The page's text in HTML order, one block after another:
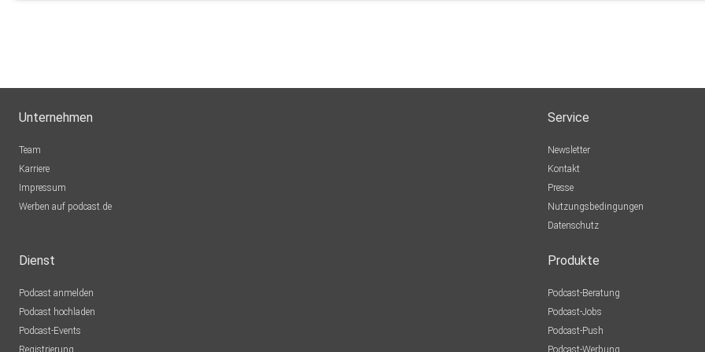
Maishofen
Heribert
2m6yktbr
Düsseldorf
Colombo68
Unternehmen
Team
Karriere
Impressum
Werben auf podcast.de
Service
Newsletter
Kontakt
Presse
Nutzungsbedingungen
Datenschutz
Dienst
Podcast anmelden
Podcast hochladen
Podcast-Events
Registrierung
Produkte
Podcast-Beratung
Podcast-Jobs
Podcast-Push
Podcast-Werbung